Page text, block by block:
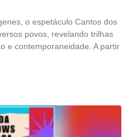
o espetáculo Cantos dos
povos, revelando trilhas
e contemporaneidade. A partir